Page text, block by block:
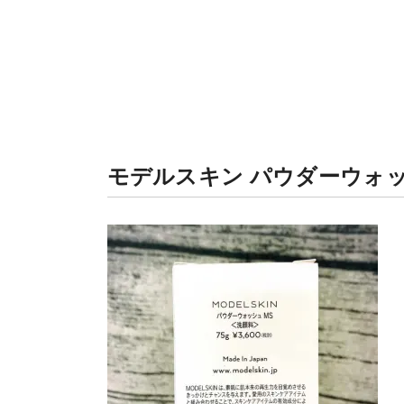
モデルスキン パウダーウォ